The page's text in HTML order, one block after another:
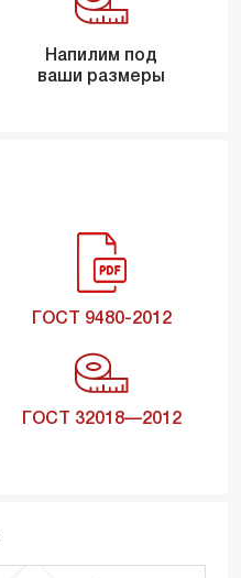
Напилим под
ваши размеры
ГОСТ 9480-2012
ГОСТ 32018—2012